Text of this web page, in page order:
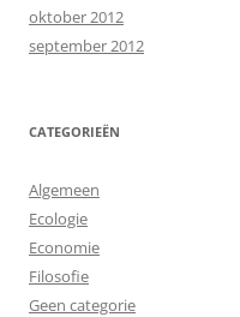
oktober 2012
september 2012
CATEGORIEËN
Algemeen
Ecologie
Economie
Filosofie
Geen categorie